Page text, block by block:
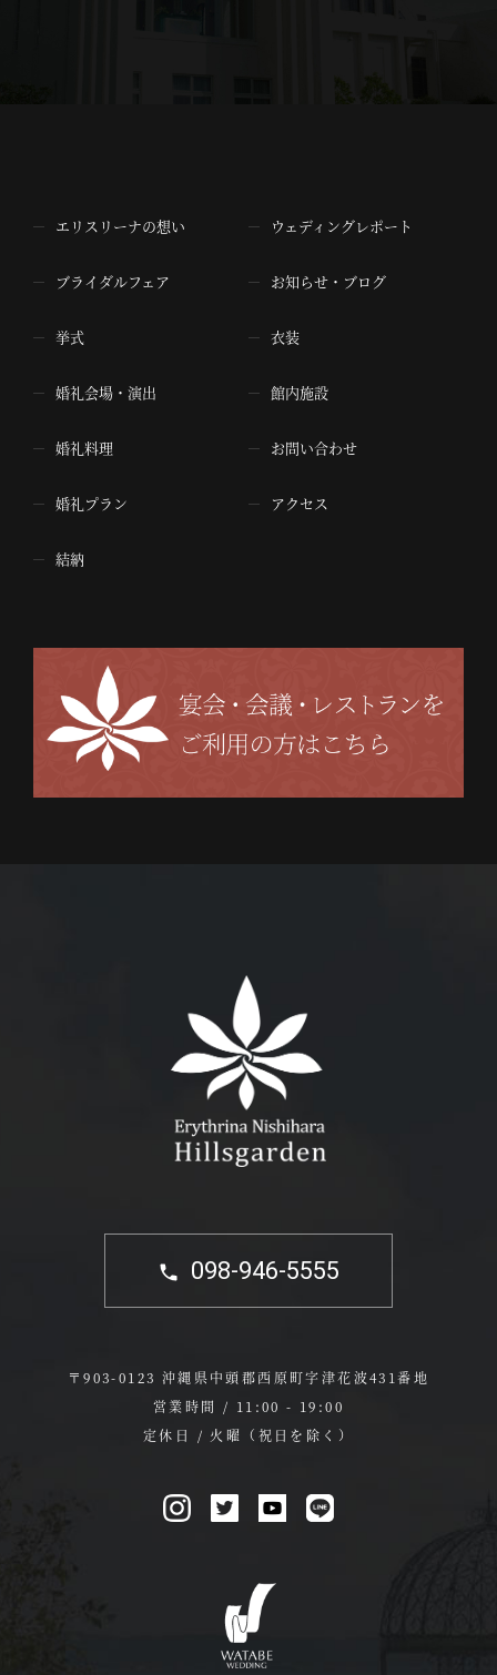
エリスリーナの想い
ブライダルフェア
挙式
婚礼会場・演出
婚礼料理
婚礼プラン
結納
ウェディングレポート
お知らせ・ブログ
衣装
館内施設
お問い合わせ
アクセス
098-946-5555
〒903-0123 沖縄県中頭郡西原町字津花波431番地
営業時間 / 11:00 - 19:00
定休日 / 火曜（祝日を除く）